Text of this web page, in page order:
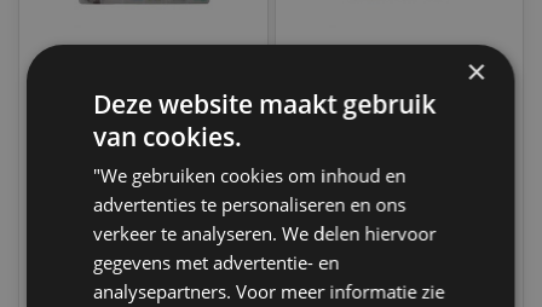
Weber Tools
Assortiment Micro
zekeringen 120 pcs FD-
Only 2 left
Op werkdagen voor 14.00
uur besteld, dezelfde dag
verzonden. Boven de 50,-
gratis verzending. (NL & BE)
Weber Tools Superseal
Kabel Connector
FD-6068
Op voorraad
uur besteld, dezelfde dag
verzonden. Boven de 50,-
€34,75
×
Deze website maakt gebruik
van cookies.
"We gebruiken cookies om inhoud en
advertenties te personaliseren en ons
verkeer te analyseren. We delen hiervoor
gegevens met advertentie- en
analysepartners. Voor meer informatie zie